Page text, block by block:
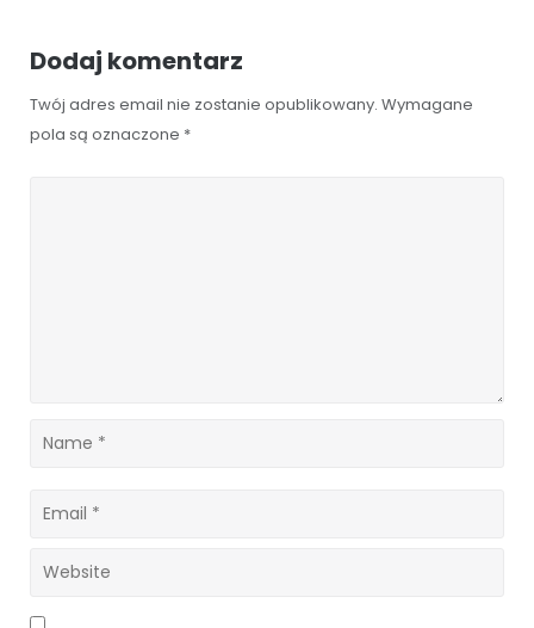
Dodaj komentarz
Twój adres email nie zostanie opublikowany. Wymagane
pola są oznaczone *